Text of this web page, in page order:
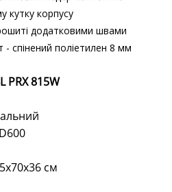
кутку корпусу
додатковими швами
- спінений поліетилен 8 мм
PRX 815W
см